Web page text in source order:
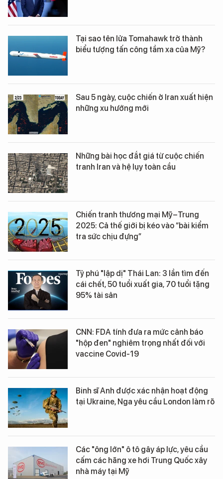
Tại sao tên lửa Tomahawk trở thành
biểu tượng tấn công tầm xa của Mỹ?
Sau 5 ngày, cuộc chiến ở Iran xuất hiện
những xu hướng mới
Những bài học đắt giá từ cuộc chiến
tranh Iran và hệ lụy toàn cầu
Chiến tranh thương mại Mỹ–Trung
2025: Cả thế giới bị kéo vào “bài kiểm
tra sức chịu đựng”
Tỷ phú "lập dị" Thái Lan: 3 lần tìm đến
cái chết, 50 tuổi xuất gia, 70 tuổi tặng
95% tài sản
CNN: FDA tính đưa ra mức cảnh báo
"hộp đen" nghiêm trọng nhất đối với
vaccine Covid-19
Binh sĩ Anh được xác nhận hoạt động
tại Ukraine, Nga yêu cầu London làm rõ
Các "ông lớn" ô tô gây áp lực, yêu cầu
cấm các hãng xe hơi Trung Quốc xây
nhà máy tại Mỹ